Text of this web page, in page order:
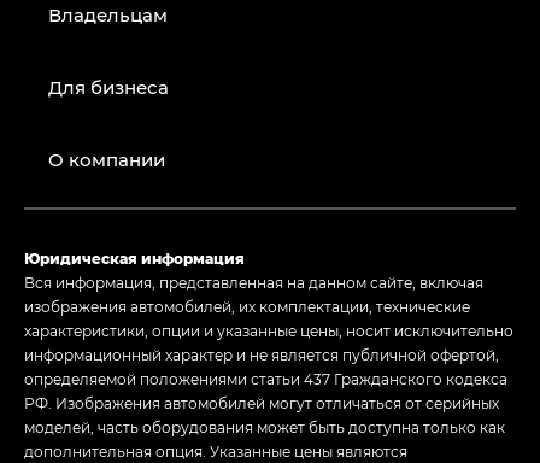
Владельцам
Для бизнеса
О компании
Юридическая информация
Вся информация, представленная на данном сайте, включая
изображения автомобилей, их комплектации, технические
характеристики, опции и указанные цены, носит исключительно
информационный характер и не является публичной офертой,
определяемой положениями статьи 437 Гражданского кодекса
РФ. Изображения автомобилей могут отличаться от серийных
моделей, часть оборудования может быть доступна только как
дополнительная опция. Указанные цены являются